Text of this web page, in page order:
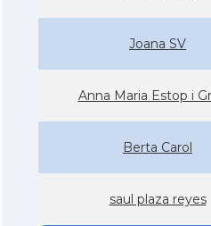
Joana SV
Anna Maria Estop i
Berta Carol
saul plaza reyes